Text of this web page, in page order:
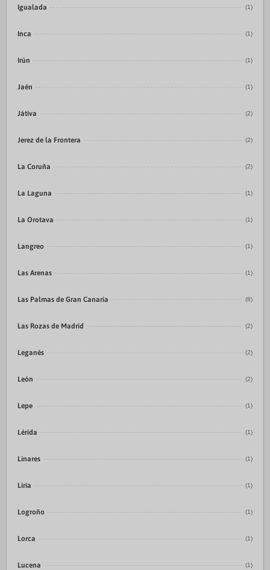
Igualada (1)
Inca (1)
Irún (1)
Jaén (1)
Játiva (2)
Jerez de la Frontera (2)
La Coruña (2)
La Laguna (1)
La Orotava (1)
Langreo (1)
Las Arenas (1)
Las Palmas de Gran Canaria (8)
Las Rozas de Madrid (2)
Leganés (2)
León (2)
Lepe (1)
Lérida (1)
Linares (1)
Líria (1)
Logroño (1)
Lorca (1)
Lucena (1)